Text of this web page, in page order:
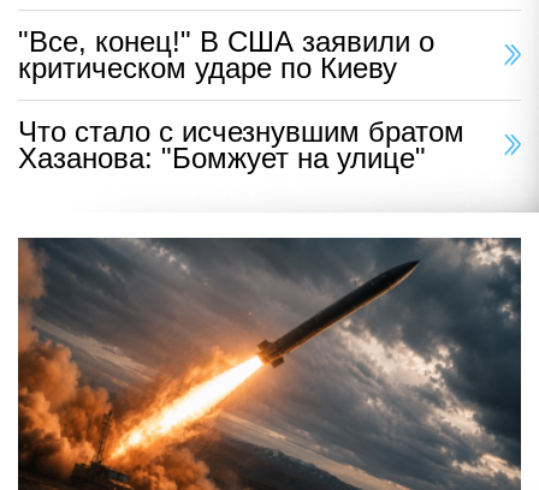
"Все, конец!" В США заявили о
критическом ударе по Киеву
Что стало с исчезнувшим братом
Хазанова: "Бомжует на улице"